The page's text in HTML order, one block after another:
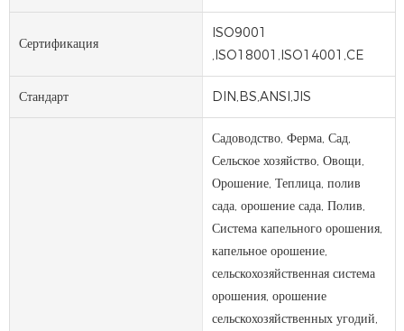
Сертификация
ISO9001
,ISO18001,ISO14001,CE
Стандарт DIN,BS,ANSI,JIS
Садоводство, Ферма, Сад,
Сельское хозяйство, Овощи,
Орошение, Теплица, полив
сада, орошение сада, Полив,
Система капельного орошения,
капельное орошение,
сельскохозяйственная система
орошения, орошение
сельскохозяйственных угодий,